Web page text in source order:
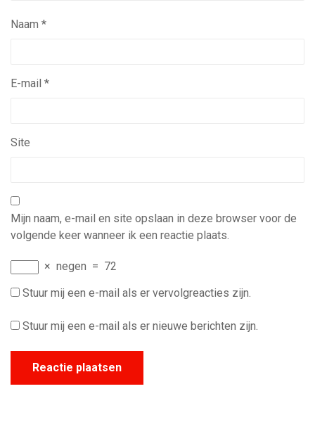
Naam *
E-mail *
Site
Mijn naam, e-mail en site opslaan in deze browser voor de
volgende keer wanneer ik een reactie plaats.
× negen = 72
Stuur mij een e-mail als er vervolgreacties zijn.
Stuur mij een e-mail als er nieuwe berichten zijn.